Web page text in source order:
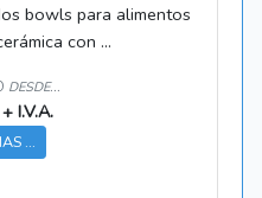
bowls para alimentos
con ...
DESDE...
I.V.A.
...